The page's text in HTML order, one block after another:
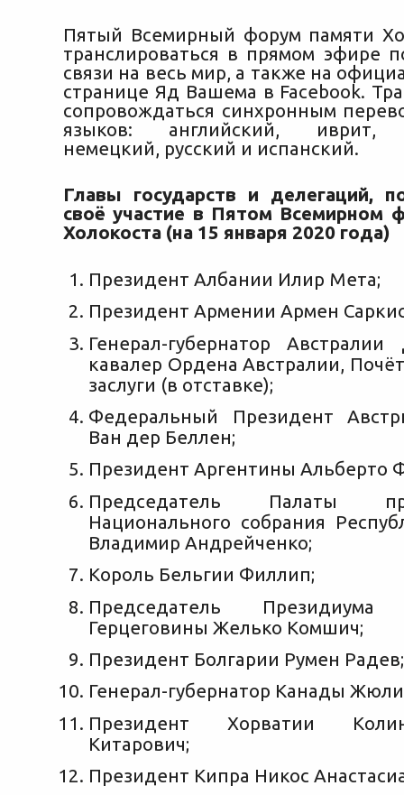
Пятый Всемирный форум памяти
транслироваться в прямом эфире
связи на весь мир, а также на
странице Яд Вашема в Facebook.
сопровождаться синхронным
языков: английский, иврит,
немецкий, русский и испанский.
Главы государств и делегаций,
своё участие в Пятом Всемирном
Холокоста (на 15 января 2020 года)
Президент Албании Илир Мета;
Президент Армении Армен
Генерал-губернатор
кавалер Ордена Австралии,
заслуги (в отставке);
Федеральный Президент
Ван дер Беллен;
Президент Аргентины Альберто
Председатель Палаты
Национального собрания
Владимир Андрейченко;
Король Бельгии Филлип;
Председатель
Герцеговины Желько Комшич;
Президент Болгарии Румен Радев;
Генерал-губернатор Канады
Президент Хорватии
Китарович;
Президент Кипра Никос